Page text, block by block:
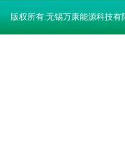
版权所有:无锡万康能源科技